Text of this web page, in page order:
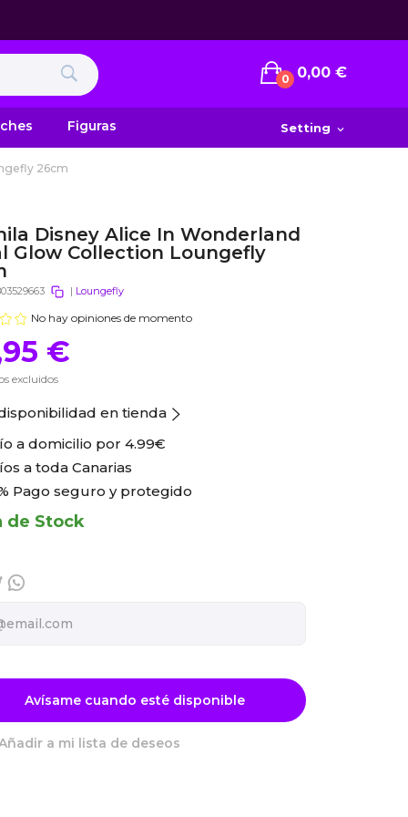
0 0,00 €
Figuras Setting expand_more
26cm
Disney Alice In Wonderland
Glow Collection Loungefly
| Loungefly
No hay opiniones de momento
€
excluidos
en tienda
a domicilio por 4.99€
a toda Canarias
Pago seguro y protegido
de Stock
Avísame cuando esté disponible
a mi lista de deseos